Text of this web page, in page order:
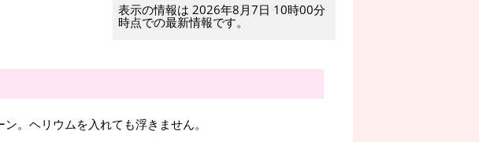
表示の情報は 2026年8月7日 10時00分
時点での最新情報です。
。ヘリウムを入れても浮きません。